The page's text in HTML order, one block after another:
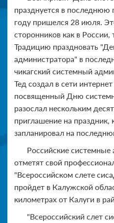
празднуется в последнюю
году пришелся 28 июля.
сторонников как в России,
Традицию праздновать
администратора" в
чикагский системный
Тед создал в сети
посвященный Дню
разослал нескольким
приглашение на праздник,
запланировал на
Российские
отметят свой
"Всероссийском слете
пройдет в Калужской
километрах от Калуги в
"Всероссийский слет